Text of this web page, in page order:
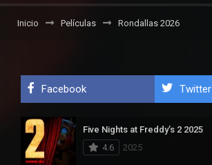
Inicio Películas Rondallas 2026
Facebook Twitter
Five Nights at Freddy’s 2 2025
4.6
2025